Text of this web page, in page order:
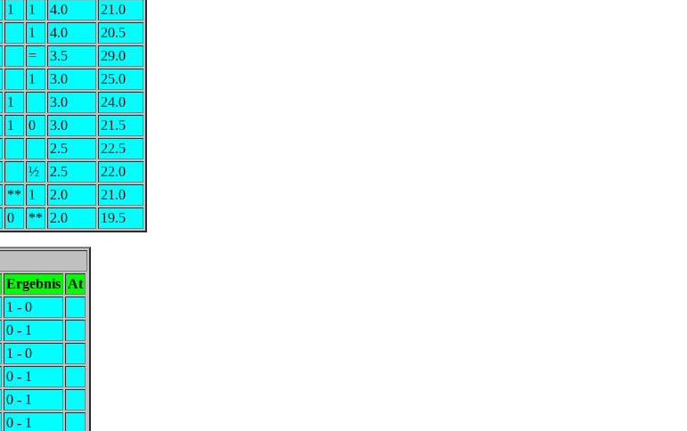
1 1 4.0
21.0
1 4.0
20.5
= 3.5
29.0
1 3.0
25.0
1 3.0
24.0
1 0 3.0
21.5
2.5
22.5
½ 2.5
22.0
** 1 2.0
21.0
0 ** 2.0 19.5
Ergebnis At
1 - 0
0 - 1
1 - 0
0 - 1
0 - 1
0 - 1